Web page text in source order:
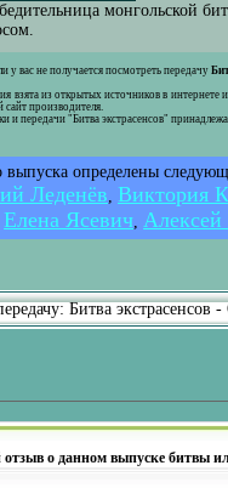
монгольской
у вас не получается посмотреть передачу
взята из открытых источников в интернете
производителя.
и передачи "Битва экстрасенсов"
выпуска определены
Леденёв,Виктория
Елена Ясевич,
Битва экстрасенсов
отзыв о данном выпуске битвы